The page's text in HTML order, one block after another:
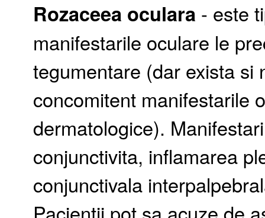
Rozaceea oculara - este
manifestarile oculare le
tegumentare (dar exista si
concomitent manifestarile
dermatologice).
conjunctivita, inflamarea
conjunctivala
Pacientii pot sa acuze de